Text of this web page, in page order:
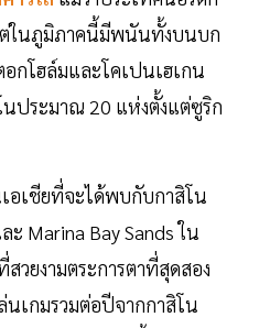
ต่ในภูมิภาคนี้มีพนันทั้งบนบก
กโฮล์มและโคเปนเฮเกน
ประมาณ 20 แห่งตั้งแต่ซูริก
อเชียที่จะได้พบกับกาสิโน
Marina Bay Sands ใน
วยงามตระการตาที่สุดสอง
นเกมรวมต่อปีจากกาสิโน